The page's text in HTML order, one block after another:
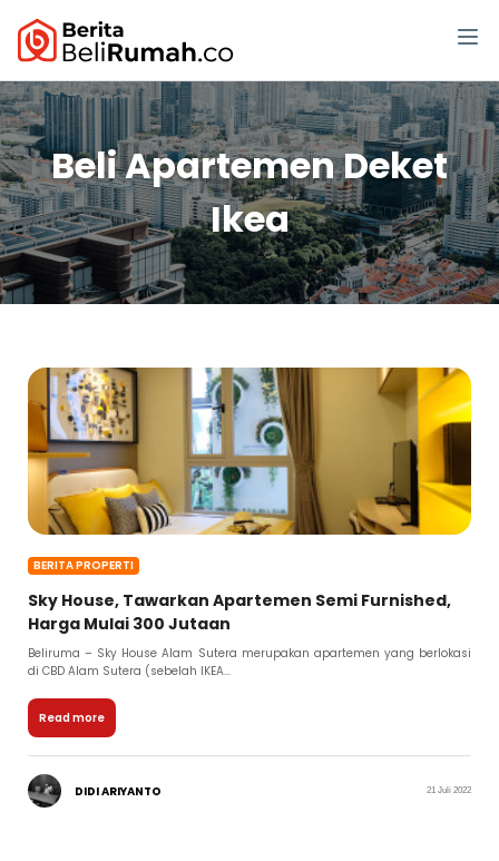
Beli Apartemen Deket
Ikea
BERITA PROPERTI
Sky House, Tawarkan Apartemen Semi Furnished,
Harga Mulai 300 Jutaan
Beliruma – Sky House Alam Sutera merupakan apartemen yang berlokasi
di CBD Alam Sutera (sebelah IKEA...
Read more
DIDI ARIYANTO 21 Juli 2022